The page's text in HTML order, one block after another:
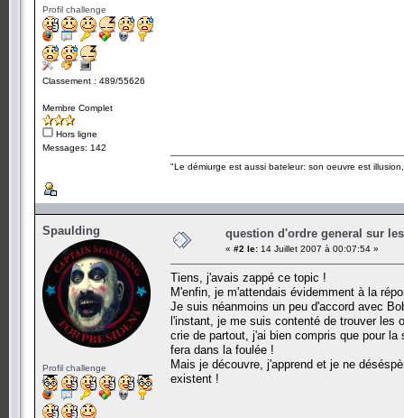
Profil challenge
Classement : 489/55626
Membre Complet
Hors ligne
Messages: 142
"Le démiurge est aussi bateleur: son oeuvre est
Spaulding
Profil challenge
question d'ordre general sur
« #2 le: 14 Juillet 2007 à 00:07:54 »
Tiens, j'avais zappé ce topic !
M'enfin, je m'attendais évidemment à la
Je suis néanmoins un peu d'accord avec
l'instant, je me suis contenté de trouver les
crie de partout, j'ai bien compris que pour
fera dans la foulée !
Mais je découvre, j'apprend et je ne
existent !